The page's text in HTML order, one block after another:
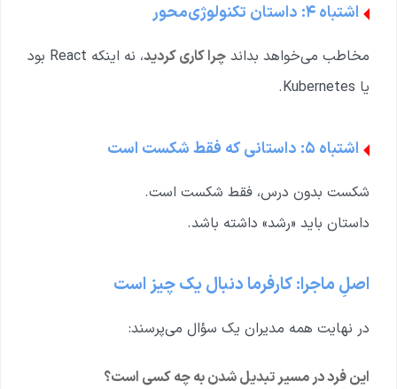
اشتباه ۴: داستان تکنولوژی‌محور
مخاطب می‌خواهد بداند چرا کاری کردید
، نه اینکه React بود
یا Kubernetes.
اشتباه ۵: داستانی که فقط شکست است
شکست بدون درس، فقط شکست است.
داستان باید «رشد» داشته باشد.
اصلِ ماجرا: کارفرما دنبال یک چیز است
در نهایت همه مدیران یک سؤال می‌پرسند:
این فرد در مسیر تبدیل شدن به چه کسی است؟